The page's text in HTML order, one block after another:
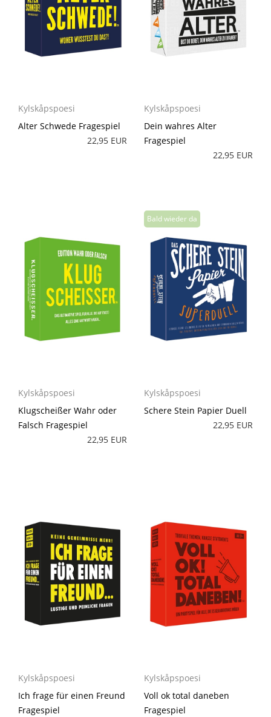
Kylskåpspoesi
Alter Schwede Fragespiel
22,95 EUR
Kylskåpspoesi
Dein wahres Alter
Fragespiel
22,95 EUR
Kylskåpspoesi
Klugscheißer Wahr oder
Falsch Fragespiel
22,95 EUR
Kylskåpspoesi
Schere Stein Papier Duell
22,95 EUR
Kylskåpspoesi
Ich frage für einen Freund
Fragespiel
Kylskåpspoesi
Voll ok total daneben
Fragespiel